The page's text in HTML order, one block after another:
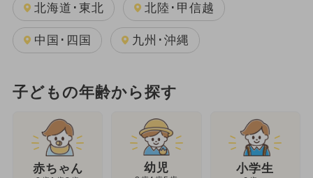
北海道･東北 北陸･甲信越
中国･四国 九州･沖縄
子どもの年齢から探す
赤ちゃん 幼児 小学生